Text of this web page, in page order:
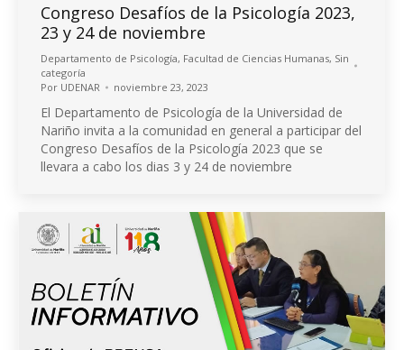
Congreso Desafíos de la Psicología 2023,
23 y 24 de noviembre
Departamento de Psicología, Facultad de Ciencias Humanas, Sin
categoría
Por UDENAR noviembre 23, 2023
El Departamento de Psicología de la Universidad de
Nariño invita a la comunidad en general a participar del
Congreso Desafíos de la Psicología 2023 que se
llevara a cabo los dias 3 y 24 de noviembre